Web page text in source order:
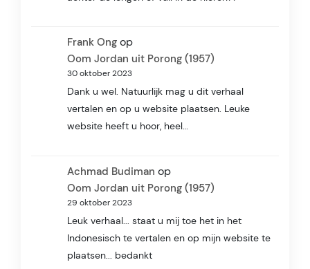
Frank Ong op
Oom Jordan uit Porong (1957)
30 oktober 2023
Dank u wel. Natuurlijk mag u dit verhaal
vertalen en op u website plaatsen. Leuke
website heeft u hoor, heel…
Achmad Budiman op
Oom Jordan uit Porong (1957)
29 oktober 2023
Leuk verhaal... staat u mij toe het in het
Indonesisch te vertalen en op mijn website te
plaatsen... bedankt